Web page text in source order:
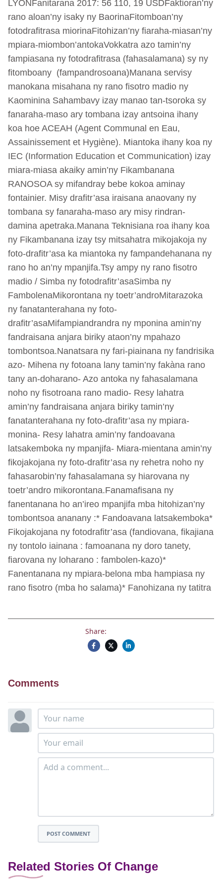
LYONFanitarana 2017: 56 110, 19 USDFaktioran’ny
rano aloan’ny isaky ny BaorinaFitomboan’ny
fotodrafitrasa miorinaFitohizan’ny fiaraha-miasan’ny
mpiara-miombon’antokaVokkatra azo tamin’ny
fampiasana ny fotodrafitrasa (fahasalamana) sy ny
fitomboany (fampandrosoana)Manana servisy
manokana misahana ny rano fisotro madio ny
Kaominina Sahambavy izay manao tan-tsoroka sy
fanaraha-maso ary tombana izay antsoina ihany
koa hoe ACEAH (Agent Communal en Eau,
Assainissement et Hygiène). Miantoka ihany koa ny
IEC (Information Education et Communication) izay
miara-miasa akaiky amin’ny Fikambanana
RANOSOA sy mifandray bebe kokoa aminay
fontainier. Misy drafitr’asa iraisana anaovany ny
tombana sy fanaraha-maso ary misy rindran-
damina apetraka.Manana Teknisiana roa ihany koa
ny Fikambanana izay tsy mitsahatra mikojakoja ny
foto-drafitr’asa ka miantoka ny fampandehanana ny
rano ho an’ny mpanjifa.Tsy ampy ny rano fisotro
madio / Simba ny fotodrafitr’asaSimba ny
FambolenaMikorontana ny toetr’androMitarazoka
ny fanatanterahana ny foto-
drafitr’asaMifampiandrandra ny mponina amin’ny
fandraisana anjara biriky ataon’ny mpahazo
tombontsoa.Nanatsara ny fari-piainana ny fandrisika
azo- Mihena ny fotoana lany tamin’ny fakàna rano
tany an-doharano- Azo antoka ny fahasalamana
noho ny fisotroana rano madio- Resy lahatra
amin’ny fandraisana anjara biriky tamin’ny
fanatanterahana ny foto-drafitr’asa ny mpiara-
monina- Resy lahatra amin’ny fandoavana
latsakemboka ny mpanjifa- Miara-mientana amin’ny
fikojakojana ny foto-drafitr’asa ny rehetra noho ny
fahasarobin’ny fahasalamana sy hiarovana ny
toetr’andro mikorontana.Fanamafisana ny
fanentanana ho an’ireo mpanjifa mba hitohizan’ny
tombontsoa ananany :* Fandoavana latsakemboka*
Fikojakojana ny fotodrafitr’asa (fandiovana, fikajiana
ny tontolo iainana : famoanana ny doro tanety,
fiarovana ny loharano : fambolen-kazo)*
Fanentanana ny mpiara-belona mba hampiasa ny
rano fisotro (mba ho salama)* Fanohizana ny tatitra
Share:
Comments
POST COMMENT
Related Stories Of Change